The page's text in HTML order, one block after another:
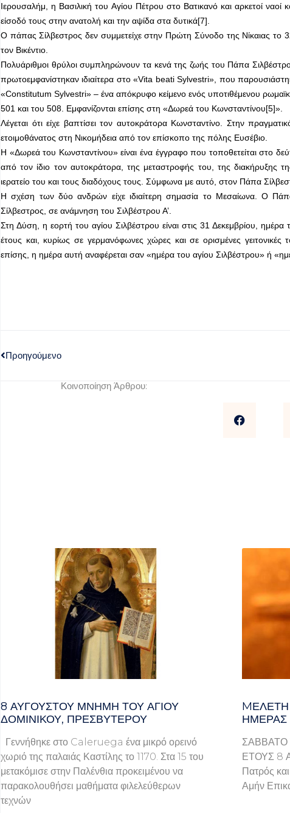
Ιερουσαλήμ, η Βασιλική του Αγίου Πέτρου στο Βατικανό και αρκετοί
είσοδό τους στην ανατολή και την αψίδα στα δυτικά[7].
Ο πάπας Σίλβεστρος δεν συμμετείχε στην Πρώτη Σύνοδο της Νίκαιας το
τον Βικέντιο.
Πολυάριθμοι θρύλοι συμπληρώνουν τα κενά της ζωής του Πάπα
πρωτοεμφανίστηκαν ιδιαίτερα στο «Vita beati Sylvestri», που
«Constitutum Sylvestri» – ένα απόκρυφο κείμενο ενός υποτιθέμενου
501 και του 508. Εμφανίζονται επίσης στη «Δωρεά του Κωνσταντίνου[5]».
Λέγεται ότι είχε βαπτίσει τον αυτοκράτορα Κωνσταντίνο. Στην
ετοιμοθάνατος στη Νικομήδεια από τον επίσκοπο της πόλης Ευσέβιο.
Η «Δωρεά του Κωνσταντίνου» είναι ένα έγγραφο που τοποθετείται στο
από τον ίδιο τον αυτοκράτορα, της μεταστροφής του, της
ιερατείο του και τους διαδόχους τους. Σύμφωνα με αυτό, στον Πάπα
Η σχέση των δύο ανδρών είχε ιδιαίτερη σημασία το Μεσαίωνα. Ο
Σίλβεστρος, σε ανάμνηση του Σιλβέστρου Α’.
Στη Δύση, η εορτή του αγίου Σιλβέστρου είναι στις 31 Δεκεμβρίου,
έτους και, κυρίως σε γερμανόφωνες χώρες και σε ορισμένες
επίσης, η ημέρα αυτή αναφέρεται σαν «ημέρα του αγίου Σιλβέστρου» ή
Προηγούμενο
Κοινοποίηση Άρθρου:
8 ΑΥΓΟΥΣΤΟΥ ΜΝΗΜΗ ΤΟΥ ΑΓΙΟΥ
ΔΟΜΙΝΙΚΟΥ, ΠΡΕΣΒΥΤΕΡΟΥ
Γεννήθηκε στο Caleruega ένα μικρό ορεινό
χωριό της παλαιάς Καστίλης το 1170. Στα 15 του
μετακόμισε στην Παλένθια προκειμένου να
παρακολουθήσει μαθήματα φιλελεύθερων
τεχνών
ΗΜΈΡΑΣ
ΣΑΒΒΑΤΟ
ΕΤΟΥΣ 8
Πατρός
Αμήν